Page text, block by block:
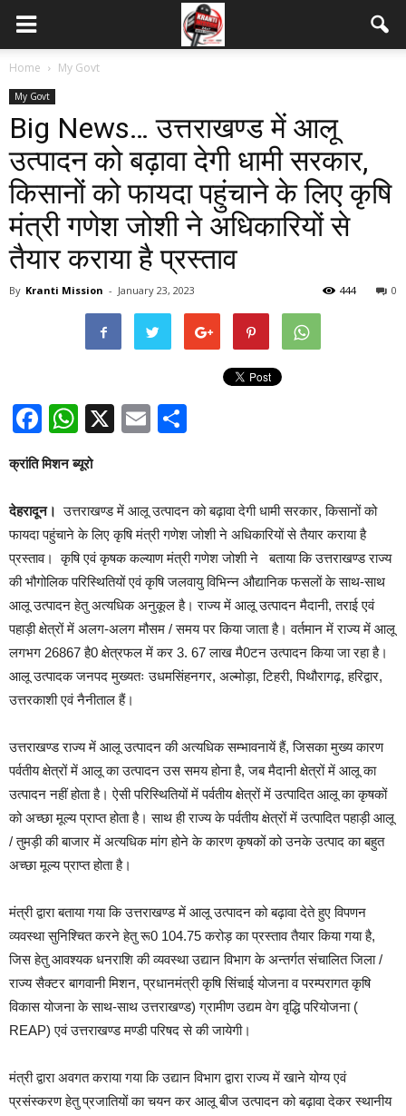
Home My Govt
My Govt
Big News… उत्तराखण्ड में आलू
उत्पादन को बढ़ावा देगी धामी सरकार,
किसानों को फायदा पहुंचाने के लिए कृषि
मंत्री गणेश जोशी ने अधिकारियों से
तैयार कराया है प्रस्ताव
By Kranti Mission - January 23, 2023 0
444
Facebook
WhatsApp
X Email
क्रांति मिशन ब्यूरो
देहरादून। उत्तराखण्ड में आलू उत्पादन को बढ़ावा देगी धामी सरकार, किसानों को
फायदा पहुंचाने के लिए कृषि मंत्री गणेश जोशी ने अधिकारियों से तैयार कराया है
प्रस्ताव। कृषि एवं कृषक कल्याण मंत्री गणेश जोशी ने बताया कि उत्तराखण्ड राज्य
की भौगोलिक परिस्थितियों एवं कृषि जलवायु विभिन्न औद्यानिक फसलों के साथ-साथ
आलू उत्पादन हेतु अत्यधिक अनुकूल है। राज्य में आलू उत्पादन मैदानी, तराई एवं
पहाड़ी क्षेत्रों में अलग-अलग मौसम / समय पर किया जाता है। वर्तमान में राज्य में आलू
लगभग 26867 है0 क्षेत्रफल में कर 3. 67 लाख मै0टन उत्पादन किया जा रहा है।
आलू उत्पादक जनपद मुख्यतः उधमसिंहनगर, अल्मोड़ा, टिहरी, पिथौरागढ़, हरिद्वार,
उत्तरकाशी एवं नैनीताल हैं।
उत्तराखण्ड राज्य में आलू उत्पादन की अत्यधिक सम्भावनायें हैं, जिसका मुख्य कारण
पर्वतीय क्षेत्रों में आलू का उत्पादन उस समय होना है, जब मैदानी क्षेत्रों में आलू का
उत्पादन नहीं होता है। ऐसी परिस्थितियों में पर्वतीय क्षेत्रों में उत्पादित आलू का कृषकों
को अच्छा मूल्य प्राप्त होता है। साथ ही राज्य के पर्वतीय क्षेत्रों में उत्पादित पहाड़ी आलू
/ तुमड़ी की बाजार में अत्यधिक मांग होने के कारण कृषकों को उनके उत्पाद का बहुत
अच्छा मूल्य प्राप्त होता है।
मंत्री द्वारा बताया गया कि उत्तराखण्ड में आलू उत्पादन को बढ़ावा देते हुए विपणन
व्यवस्था सुनिश्चित करने हेतु रू0 104.75 करोड़ का प्रस्ताव तैयार किया गया है,
जिस हेतु आवश्यक धनराशि की व्यवस्था उद्यान विभाग के अन्तर्गत संचालित जिला /
राज्य सैक्टर बागवानी मिशन, प्रधानमंत्री कृषि सिंचाई योजना व परम्परागत कृषि
विकास योजना के साथ-साथ उत्तराखण्ड) ग्रामीण उद्यम वेग वृद्धि परियोजना (
REAP) एवं उत्तराखण्ड मण्डी परिषद से की जायेगी।
मंत्री द्वारा अवगत कराया गया कि उद्यान विभाग द्वारा राज्य में खाने योग्य एवं
प्रसंस्करण हेतु प्रजातियों का चयन कर आलू बीज उत्पादन को बढ़ावा देकर स्थानीय